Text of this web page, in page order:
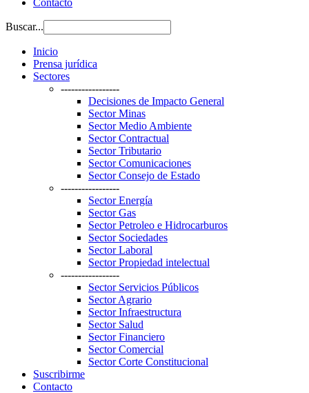
Buscar...
Inicio
Prensa jurídica
Sectores
-----------------
Decisiones de Impacto General
Sector Minas
Sector Medio Ambiente
Sector Contractual
Sector Tributario
Sector Comunicaciones
Sector Consejo de Estado
-----------------
Sector Energía
Sector Gas
Sector Petroleo e Hidrocarburos
Sector Sociedades
Sector Laboral
Sector Propiedad intelectual
-----------------
Sector Servicios Públicos
Sector Agrario
Sector Infraestructura
Sector Salud
Sector Financiero
Sector Comercial
Sector Corte Constitucional
Suscribirme
Contacto